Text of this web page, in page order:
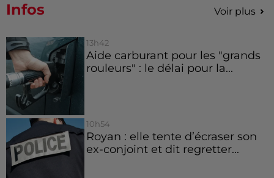
Infos Voir plus
13h42
Aide carburant pour les "grands
rouleurs" : le délai pour la...
10h54
Royan : elle tente d’écraser son
ex-conjoint et dit regretter...